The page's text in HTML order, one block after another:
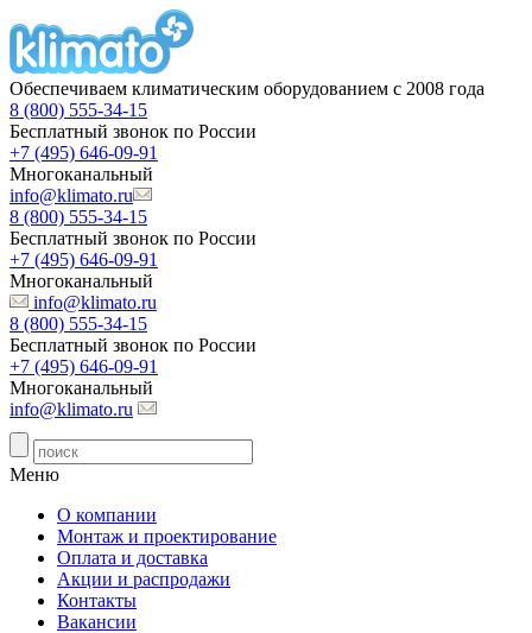
Обеспечиваем климатическим оборудованием с 2008 года
8 (800) 555-34-15
Бесплатный звонок по России
+7 (495) 646-09-91
Многоканальный
info@klimato.ru
8 (800) 555-34-15
Бесплатный звонок по России
+7 (495) 646-09-91
Многоканальный
info@klimato.ru
8 (800) 555-34-15
Бесплатный звонок по России
+7 (495) 646-09-91
Многоканальный
info@klimato.ru
Меню
О компании
Монтаж и проектирование
Оплата и доставка
Акции и распродажи
Контакты
Вакансии